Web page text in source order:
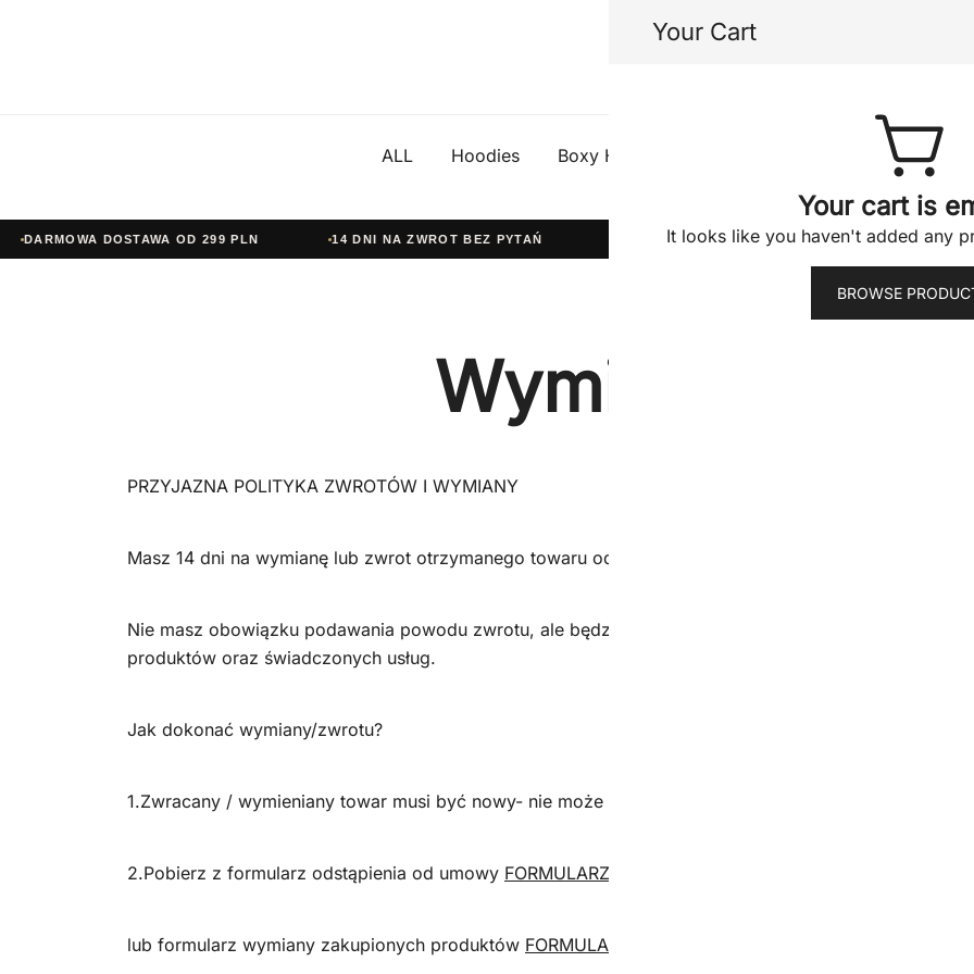
DARMOWA DOSTAWA OD 299 PLN 14 DNI NA ZWROT BEZ PYTAŃ WYPRODUKOWANO W POLSCE KIDS20— -
Your Cart
Your cart is
It looks like you haven't added any
BROWSE
ALL Hoodies Boxy Hoodies Jacket
Wymiany /
PRZYJAZNA POLITYKA ZWROTÓW I WYMIANY
Masz 14 dni na wymianę lub zwrot otrzymanego towaru od momentu otrzymania przesyłki!
Nie masz obowiązku podawania powodu zwrotu, ale będziemy wdzięczni za każdą informację –
produktów oraz świadczonych usług.
Jak dokonać wymiany/zwrotu?
1.Zwracany / wymieniany towar musi być nowy- nie może posiadać oznak użytkowania (plam, rozdarć
2.Pobierz z formularz odstąpienia od umowy FORMULARZ ZWROTU
lub formularz wymiany zakupionych produktów FORMULARZ WYMIANY